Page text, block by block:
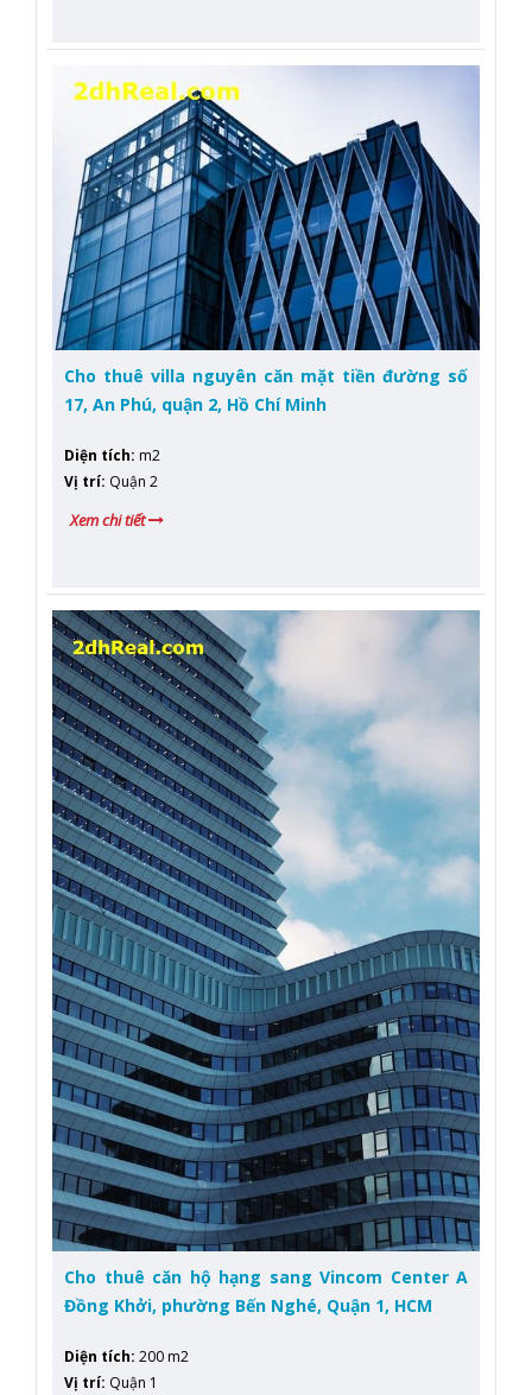
Cho thuê villa nguyên căn mặt tiền đường số
17, An Phú, quận 2, Hồ Chí Minh
Diện tích: m2
Vị trí: Quận 2
Xem chi tiết
Cho thuê căn hộ hạng sang Vincom Center A
Đồng Khởi, phường Bến Nghé, Quận 1, HCM
Diện tích: 200 m2
Vị trí: Quận 1